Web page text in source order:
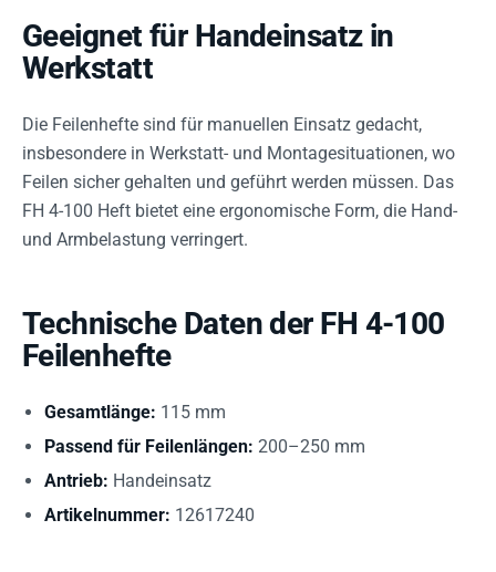
Geeignet für Handeinsatz in
Werkstatt
Die Feilenhefte sind für manuellen Einsatz gedacht,
insbesondere in Werkstatt- und Montagesituationen, wo
Feilen sicher gehalten und geführt werden müssen. Das
FH 4-100 Heft bietet eine ergonomische Form, die Hand-
und Armbelastung verringert.
Technische Daten der FH 4-100
Feilenhefte
Gesamtlänge: 115 mm
Passend für Feilenlängen: 200–250 mm
Antrieb: Handeinsatz
Artikelnummer: 12617240